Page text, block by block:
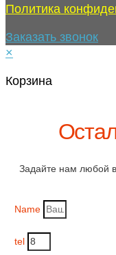
Политика
Заказать звонок
×
Корзина
Задайте нам любой
Name
tel